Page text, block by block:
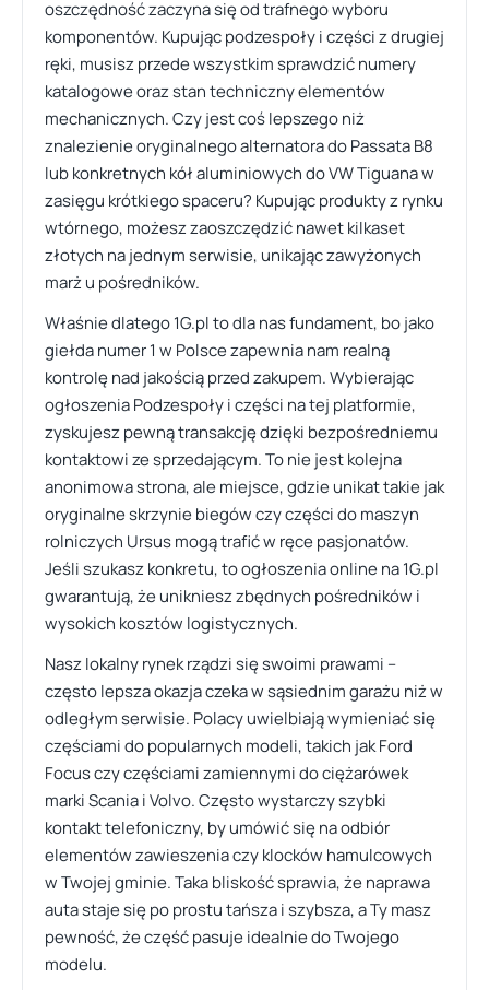
oszczędność zaczyna się od trafnego wyboru
komponentów. Kupując podzespoły i części z drugiej
ręki, musisz przede wszystkim sprawdzić numery
katalogowe oraz stan techniczny elementów
mechanicznych. Czy jest coś lepszego niż
znalezienie oryginalnego alternatora do Passata B8
lub konkretnych kół aluminiowych do VW Tiguana w
zasięgu krótkiego spaceru? Kupując produkty z rynku
wtórnego, możesz zaoszczędzić nawet kilkaset
złotych na jednym serwisie, unikając zawyżonych
marż u pośredników.
Właśnie dlatego 1G.pl to dla nas fundament, bo jako
giełda numer 1 w Polsce zapewnia nam realną
kontrolę nad jakością przed zakupem. Wybierając
ogłoszenia Podzespoły i części na tej platformie,
zyskujesz pewną transakcję dzięki bezpośredniemu
kontaktowi ze sprzedającym. To nie jest kolejna
anonimowa strona, ale miejsce, gdzie unikat takie jak
oryginalne skrzynie biegów czy części do maszyn
rolniczych Ursus mogą trafić w ręce pasjonatów.
Jeśli szukasz konkretu, to ogłoszenia online na 1G.pl
gwarantują, że unikniesz zbędnych pośredników i
wysokich kosztów logistycznych.
Nasz lokalny rynek rządzi się swoimi prawami –
często lepsza okazja czeka w sąsiednim garażu niż w
odległym serwisie. Polacy uwielbiają wymieniać się
częściami do popularnych modeli, takich jak Ford
Focus czy częściami zamiennymi do ciężarówek
marki Scania i Volvo. Często wystarczy szybki
kontakt telefoniczny, by umówić się na odbiór
elementów zawieszenia czy klocków hamulcowych
w Twojej gminie. Taka bliskość sprawia, że naprawa
auta staje się po prostu tańsza i szybsza, a Ty masz
pewność, że część pasuje idealnie do Twojego
modelu.